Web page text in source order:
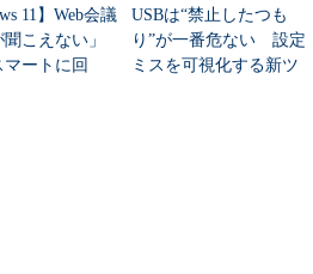
ンド プロンプト］を起動して、
にセットする。この変数がセットさ
接続デバイスを表示するとい
11】Web会議
こえない」
マートに回
USBは“禁止したつも
り”が一番危ない 設定
ミスを可視化する新ツ